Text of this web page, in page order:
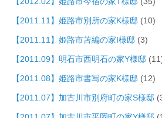
【2011.11】姫路市別所の家K様邸 (10)
【2011.11】姫路市苫編の家I様邸 (3)
【2011.09】明石市西明石の家Y様邸
【2011.08】姫路市書写の家K様邸 (12)
【2011.07】加古川市別府町の家S様邸